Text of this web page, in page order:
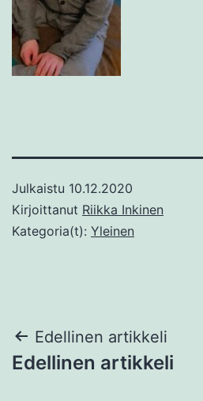
Julkaistu 10.12.2020
Kirjoittanut Riikka Inkinen
Kategoria(t): Yleinen
Artikkelien
selaus
Edellinen artikkeli
Edellinen artikkeli